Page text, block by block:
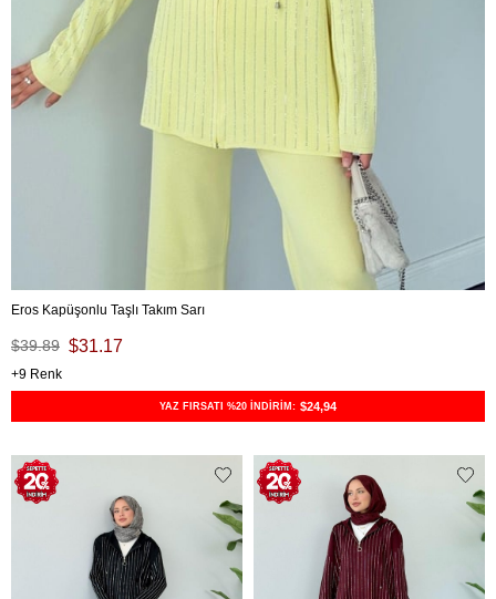
Eros Kapüşonlu Taşlı Takım Sarı
$31.17
$39.89
9
YAZ FIRSATI %20 İNDİRİM: $24,94